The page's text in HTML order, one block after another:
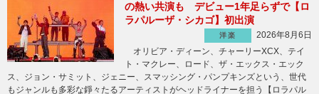
の熱い共演も デビュー1年足らずで【ロ
ラパルーザ・シカゴ】初出演
洋楽
2026年8月6日
オリビア・ディーン、チャーリーXCX、テイ
ト・マクレー、ロード、ザ・エックス・エック
ス、ジョン・サミット、ジェニー、スマッシング・パンプキンズという、世代
もジャンルも多彩な錚々たるアーティストがヘッドライナーを担う【ロラパル